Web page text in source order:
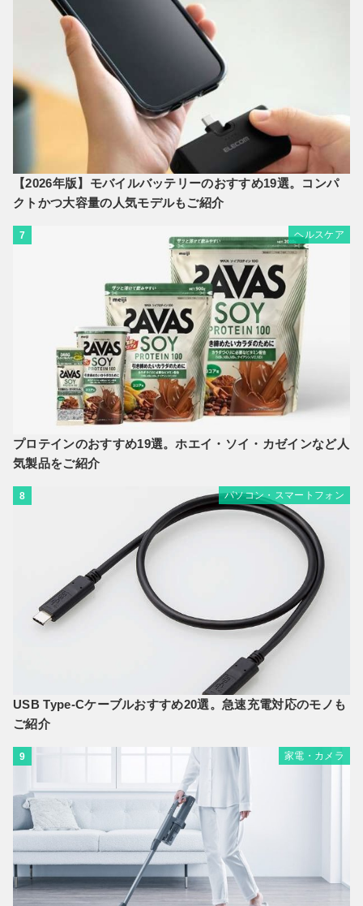
【2026年版】モバイルバッテリーのおすすめ19選。コンパ
クトかつ大容量の人気モデルもご紹介
7 ヘルスケア
プロテインのおすすめ19選。ホエイ・ソイ・カゼインなど人
気製品をご紹介
8 パソコン・スマートフォン
USB Type-Cケーブルおすすめ20選。急速充電対応のモノも
ご紹介
9 家電・カメラ